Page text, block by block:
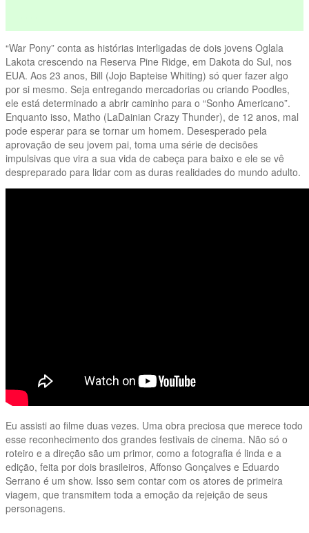
“War Pony” conta as histórias interligadas de dois jovens Oglala
Lakota crescendo na Reserva Pine Ridge, em Dakota do Sul, nos
EUA. Aos 23 anos, Bill (Jojo Bapteise Whiting) só quer fazer algo
por si mesmo. Seja entregando mercadorias ou criando Poodles,
ele está determinado a abrir caminho para o “Sonho Americano”.
Enquanto isso, Matho (LaDainian Crazy Thunder), de 12 anos, mal
pode esperar para se tornar um homem. Desesperado pela
aprovação de seu jovem pai, toma uma série de decisões
impulsivas que vira a sua vida de cabeça para baixo e ele se vê
despreparado para lidar com as duras realidades do mundo adulto.
Eu assisti ao filme duas vezes. Uma obra preciosa que merece todo
esse reconhecimento dos grandes festivais de cinema. Não só o
roteiro e a direção são um primor, como a fotografia é linda e a
edição, feita por dois brasileiros, Affonso Gonçalves e Eduardo
Serrano é um show. Isso sem contar com os atores de primeira
viagem, que transmitem toda a emoção da rejeição de seus
personagens.